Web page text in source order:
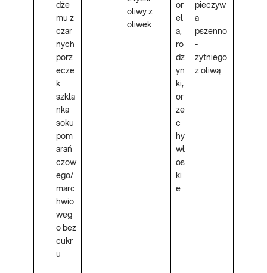
dże
mu z
czar
nych
porz
ecze
k
szkla
nka
soku
pom
arań
czow
ego/
marc
hwio
weg
o bez
cukr
u
oliwy z
oliwek
or
el
a,
ro
dz
yn
ki,
or
ze
c
hy
wł
os
ki
e
pieczyw
a
pszenno
-
żytniego
z oliwą